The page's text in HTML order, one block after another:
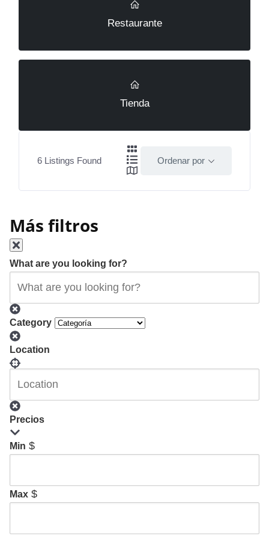
Restaurante
Tienda
6 Listings Found Ordenar por
Más filtros
What are you looking for?
Category
Location
Precios
Min $
Max $